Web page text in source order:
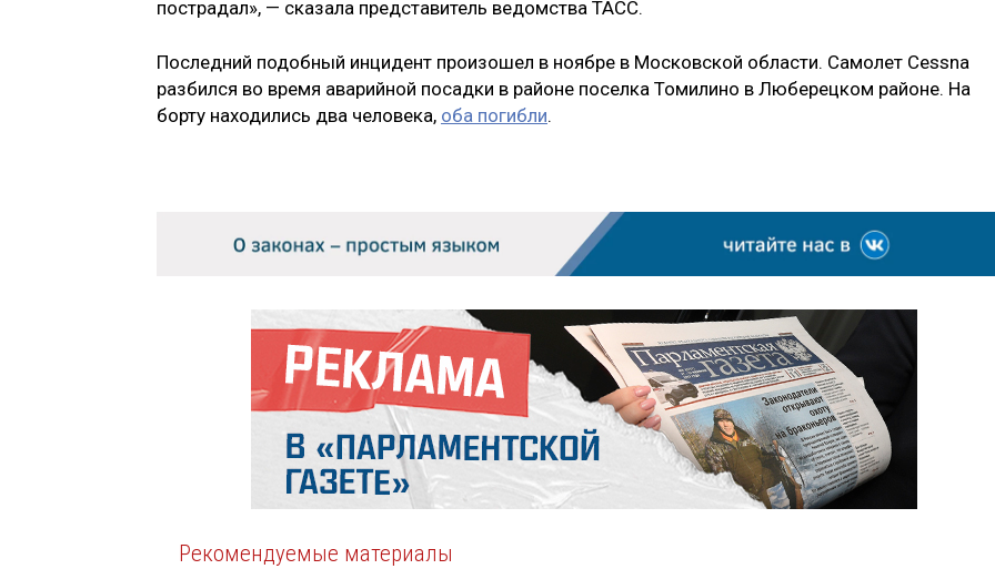
пострадал», — сказала представитель ведомства ТАСС.
Последний подобный инцидент произошел в ноябре в Московской области. Самолет Cessna
разбился во время аварийной посадки в районе поселка Томилино в Люберецком районе. На
борту находились два человека, оба погибли.
Рекомендуемые материалы